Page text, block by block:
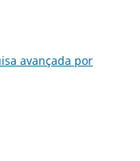
avançada por